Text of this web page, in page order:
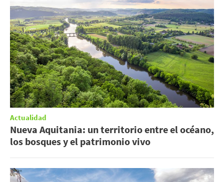
Actualidad
Nueva Aquitania: un territorio entre el océano,
los bosques y el patrimonio vivo